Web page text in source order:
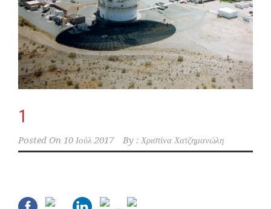
1
Posted On 10 Ιούλ 2017 By : Χριστίνα Χατζημανώλη